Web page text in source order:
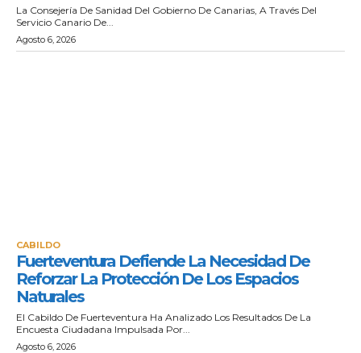
La Consejería De Sanidad Del Gobierno De Canarias, A Través Del
Servicio Canario De...
Agosto 6, 2026
CABILDO
Fuerteventura Defiende La Necesidad De
Reforzar La Protección De Los Espacios
Naturales
El Cabildo De Fuerteventura Ha Analizado Los Resultados De La
Encuesta Ciudadana Impulsada Por...
Agosto 6, 2026